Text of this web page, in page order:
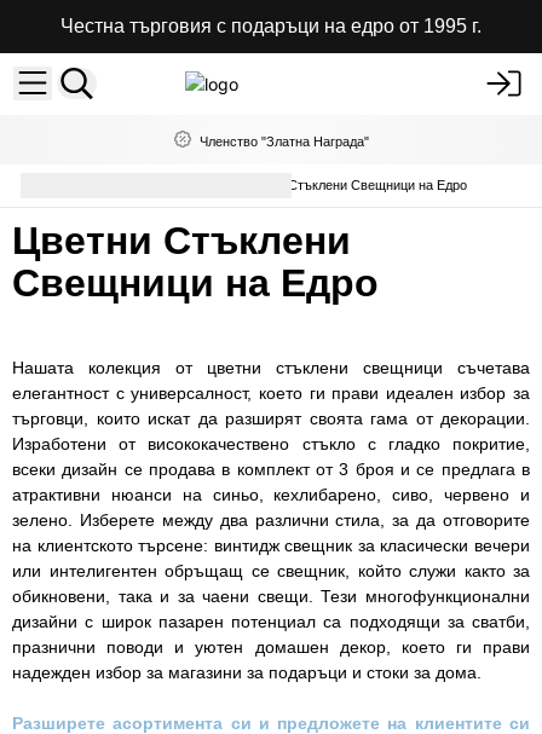
Честна търговия с подаръци на едро от 1995 г.
Членство "Златна Награда"
Цветни Стъклени Свещници на Едро
Цветни Стъклени
Свещници на Едро
Нашата колекция от цветни стъклени свещници съчетава
елегантност с универсалност, което ги прави идеален избор за
търговци, които искат да разширят своята гама от декорации.
Изработени от висококачествено стъкло с гладко покритие,
всеки дизайн се продава в комплект от 3 броя и се предлага в
атрактивни нюанси на синьо, кехлибарено, сиво, червено и
зелено. Изберете между два различни стила, за да отговорите
на клиентското търсене: винтидж свещник за класически вечери
или интелигентен обръщащ се свещник, който служи както за
обикновени, така и за чаени свещи. Тези многофункционални
дизайни с широк пазарен потенциал са подходящи за сватби,
празнични поводи и уютен домашен декор, което ги прави
надежден избор за магазини за подаръци и стоки за дома.
Разширете асортимента си и предложете на клиентите си